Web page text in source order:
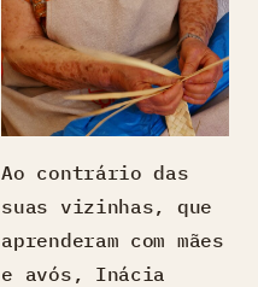
Ao contrário das
suas vizinhas, que
aprenderam com mães
e avós, Inácia